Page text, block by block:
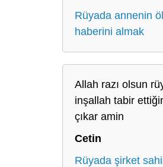
Rüyada annenin
haberini almak
Allah razı olsun
inşallah tabir
çıkar amin
Cetin
Rüyada şirket